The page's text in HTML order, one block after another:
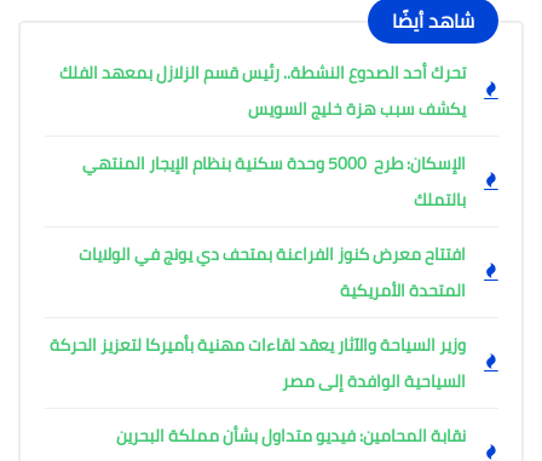
شاهد أيضًا
تحرك أحد الصدوع النشطة.. رئيس قسم الزلازل بمعهد الفلك
يكشف سبب هزة خليج السويس
الإسكان: طرح 5000 وحدة سكنية بنظام الإيجار المنتهي
بالتملك
افتتاح معرض كنوز الفراعنة بمتحف دي يونج في الولايات
المتحدة الأمريكية
وزير السياحة والآثار يعقد لقاءات مهنية بأميركا لتعزيز الحركة
السياحية الوافدة إلى مصر
نقابة المحامين: فيديو متداول بشأن مملكة البحرين